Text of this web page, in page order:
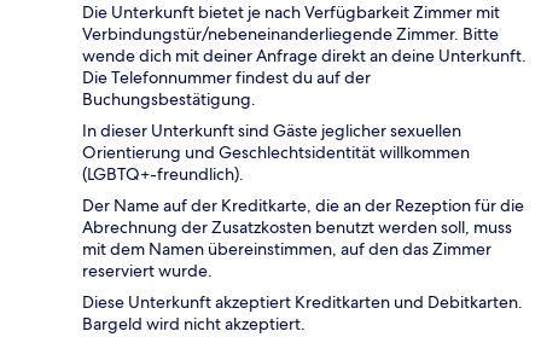
Die Unterkunft bietet je nach Verfügbarkeit Zimmer mit
Verbindungstür/nebeneinanderliegende Zimmer. Bitte
wende dich mit deiner Anfrage direkt an deine Unterkunft.
Die Telefonnummer findest du auf der
Buchungsbestätigung.
In dieser Unterkunft sind Gäste jeglicher sexuellen
Orientierung und Geschlechtsidentität willkommen
(LGBTQ+-freundlich).
Der Name auf der Kreditkarte, die an der Rezeption für die
Abrechnung der Zusatzkosten benutzt werden soll, muss
mit dem Namen übereinstimmen, auf den das Zimmer
reserviert wurde.
Diese Unterkunft akzeptiert Kreditkarten und Debitkarten.
Bargeld wird nicht akzeptiert.